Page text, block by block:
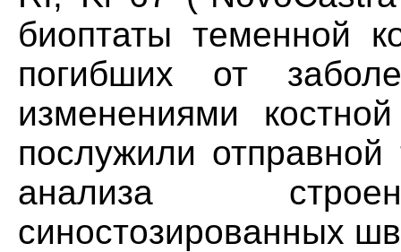
биоптаты теменной
погибших от
изменениями
послужили отправной
анализа
синостозированных